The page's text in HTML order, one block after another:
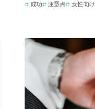
成功 注意点 女性向け